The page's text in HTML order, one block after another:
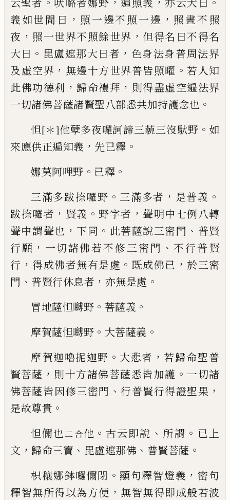
云聖者 吠𡀔者娜野 遍照義 亦云大日
義如世間日 ， 照一邊不照一邊 ， 照晝不照
夜 ， 照一世界不照餘世界 ， 但得名日不得名
大日 。 毘盧遮那大日者 ， 色身法身普周法界
及 虛空界 ， 無邊十方世界普皆照曜 。 若人知
此佛功德利 ， 歸命禮拜 ， 則得盡虛空遍法界
一切諸佛菩薩諸賢聖八部悉共加持護念也 。
怛[＊]他孽多夜囉訶諦三藐三沒馱野 。 如
來應供正遍知義 ， 先已釋 。
娜莫阿哩野 。 已釋 。
三滿多跋捺囉野 。 三滿多者 ， 是普義 。
跋捺囉者 ， 賢義 。 野字者 ， 聲明中七例八轉
聲中謂聲也 ， 下同 。 此菩薩說三密門 、 普賢
行願 ， 一切諸佛若不修三密門 、 不行普賢
行 ， 得成佛者無有是處 。 既成佛已 ， 於三密
門 、 普賢行休息者 ， 亦無是處 。
冒地薩怛嚩野 。 菩薩義 。
摩賀薩怛嚩野 。 大菩薩義 。
摩賀迦嚕抳迦野 。 大悲者 ， 若歸命聖普
賢菩薩 ， 則十方諸佛菩薩悉皆加護 。 一切諸
佛菩薩皆因修三密門 、 行普賢行得證聖果 ，
是故尊貴 。
怛儞也二 合他 。 古云即說 、 所謂 。 已上
文 ， 歸命三寶 、 毘盧遮那佛 、 普賢菩薩 。
枳穰娜鉢囉儞閉 。 顯句釋智燈義 ， 密句
釋智無所得以為方便 ， 無智無得即成般若波